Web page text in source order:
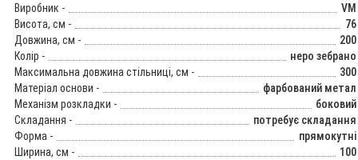
Виробник -
VM
Висота, см -
76
Довжина, см -
200
Колір -
неро зебрано
Максимальна довжина стільниці, см -
300
Матеріал основи -
фарбований метал
Механізм розкладки -
боковий
Складання -
потребує складання
Форма -
прямокутні
Ширина, см -
100